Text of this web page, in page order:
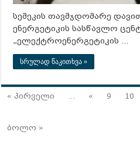
სემეკის თავმჯდომარე
ენერგეტიკის სასწავლო
„ელექტროენერგეტიკის …
სრულად წაკითხვა »
« პირველი ... « 9 10
ბოლო »